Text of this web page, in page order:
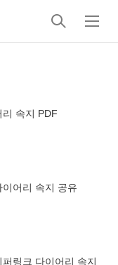
검
메
속지 PDF
어리 속지 공유
링크 다이어리 속지